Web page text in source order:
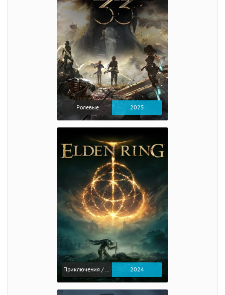
Ролевые 2025
2024